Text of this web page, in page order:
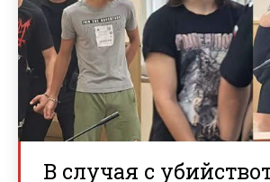
В случая с